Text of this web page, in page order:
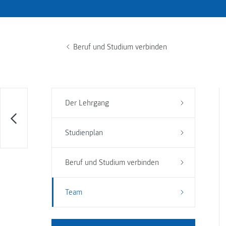
Beruf und Studium verbinden
Der Lehrgang
Studienplan
Beruf und Studium verbinden
Team